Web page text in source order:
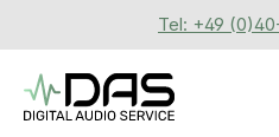
Zum Hauptinhalt springen
Tel: +49